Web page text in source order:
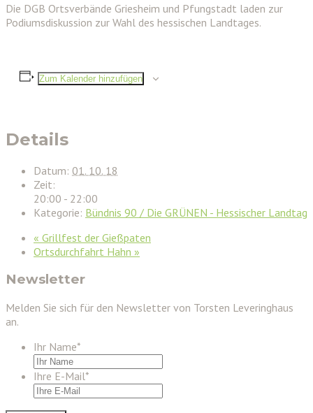
Die DGB Ortsverbände Griesheim und Pfungstadt laden zur
Podiumsdiskussion zur Wahl des hessischen Landtages.
Zum Kalender hinzufügen
Details
Datum: 01. 10. 18
Zeit:
20:00 - 22:00
Kategorie: Bündnis 90 / Die GRÜNEN - Hessischer Landtag
« Grillfest der Gießpaten
Ortsdurchfahrt Hahn »
Newsletter
Melden Sie sich für den Newsletter von Torsten Leveringhaus
an.
Ihr Name*
Ihre E-Mail*